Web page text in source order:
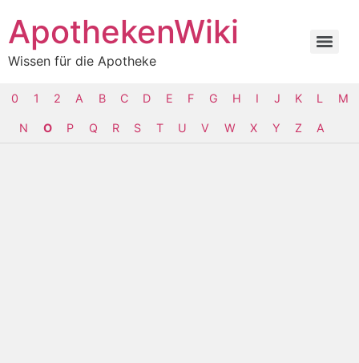
ApothekenWiki
Wissen für die Apotheke
0 1 2 A B C D E F G H I J K L M
N O P Q R S T U V W X Y Z Α